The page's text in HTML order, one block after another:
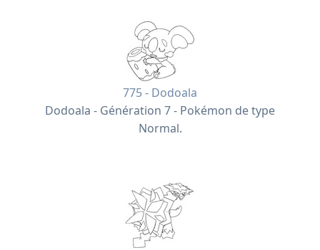
775 - Dodoala
Dodoala - Génération 7 - Pokémon de type
Normal.